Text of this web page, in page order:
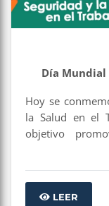
Día Mundial
Hoy se
la Salud en el
objetivo
reflexionar
condiciones
LEER